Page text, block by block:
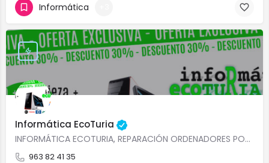
Informática
Informática EcoTuria
INFORMÁTICA ECOTURIA, REPARACIÓN ORDENADORES PORTÁTILES VALENCIA REPARACIÓN SMARTPHONES Y TABLETS VALENCIA…
963 82 41 35